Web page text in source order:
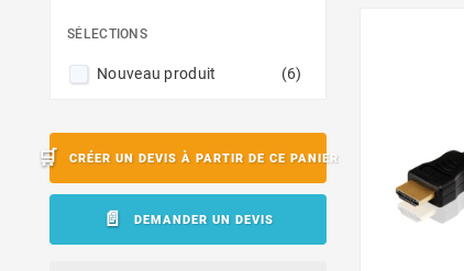
SÉLECTIONS
Nouveau produit (6)
CRÉER UN DEVIS À PARTIR DE CE PANIER
DEMANDER UN DEVIS